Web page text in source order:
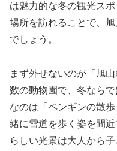
は魅力的な冬の観光ス
場所を訪れることで、
でしょう。
まず外せないのが「旭
数の動物園で、冬なら
なのは「ペンギンの散
緒に雪道を歩く姿を間
らしい光景は大人から